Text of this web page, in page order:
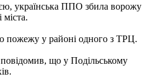
українська ППО збила ворожу
міста.
пожежу у районі одного з ТРЦ.
що у Подільському